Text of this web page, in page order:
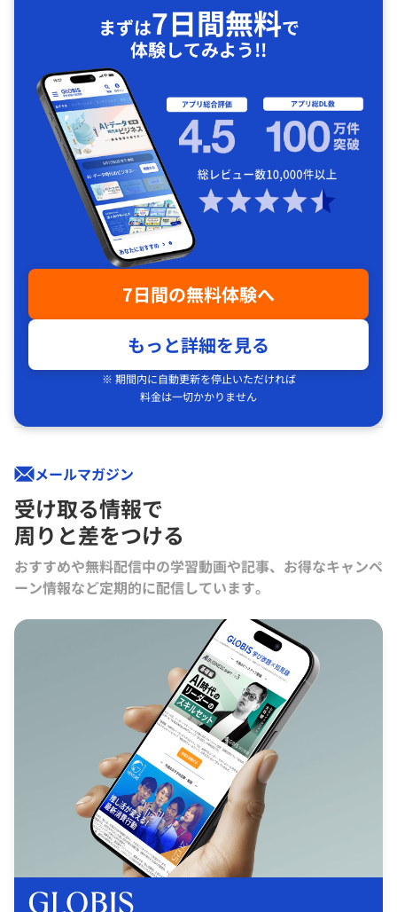
まずは7日間無料で
体験してみよう!!
7日間の無料体験へ
もっと詳細を見る
※ 期間内に自動更新を停止いただければ
料金は一切かかりません
メールマガジン
受け取る情報で
周りと差をつける
おすすめや無料配信中の学習動画や記事、お得なキャンペ
ーン情報など定期的に配信しています。